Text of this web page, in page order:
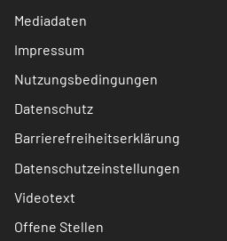
Mediadaten
Impressum
Nutzungsbedingungen
Datenschutz
Barrierefreiheitserklärung
Datenschutzeinstellungen
Videotext
Offene Stellen